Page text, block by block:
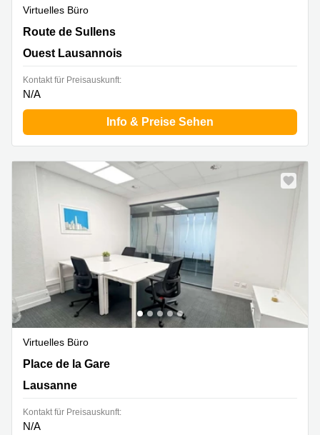
Virtuelles Büro
Route de Sullens 40, Ouest Lausannois
Route de Sullens
Ouest Lausannois
Kontakt für Preisauskunft:
N/A
Info & Preise Sehen
Virtuelles Büro
Place de la Gare 12, Lausanne
Place de la Gare
Lausanne
Kontakt für Preisauskunft:
N/A